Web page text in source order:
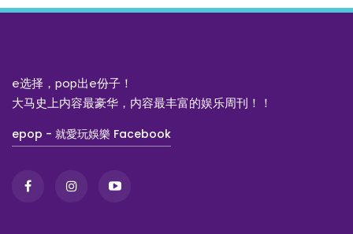
e选择，pop出e份子！
大马史上内容最豪华，内容最丰富的娱乐周刊！！
epop - 就愛玩娛樂 Facebook